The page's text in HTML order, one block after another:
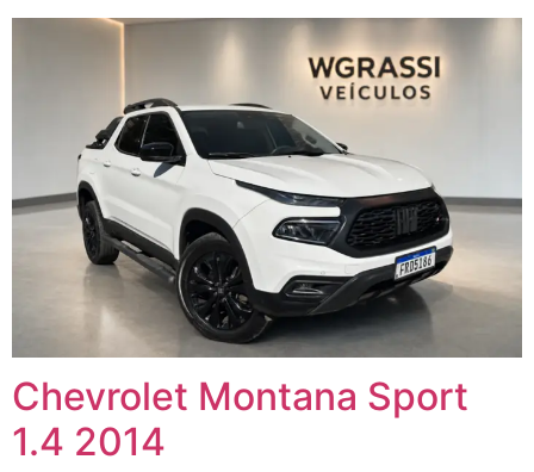
Chevrolet Montana Sport
1.4 2014